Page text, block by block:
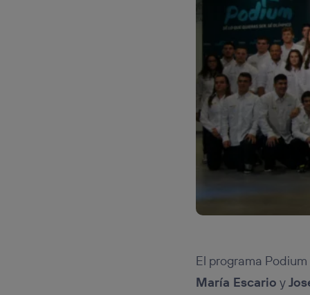
El programa
María Escario y